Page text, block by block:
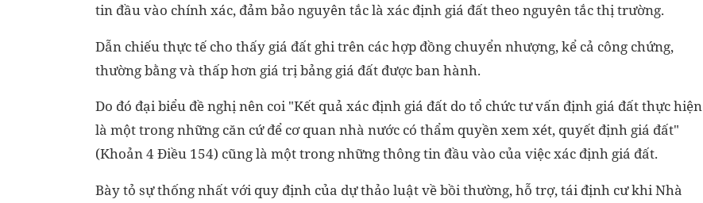
tin đầu vào chính xác, đảm bảo nguyên tắc là xác định giá đất theo nguyên tắc thị trường.
Dẫn chiếu thực tế cho thấy giá đất ghi trên các hợp đồng chuyển nhượng, kể cả công chứng,
thường bằng và thấp hơn giá trị bảng giá đất được ban hành.
Do đó đại biểu đề nghị nên coi "Kết quả xác định giá đất do tổ chức tư vấn định giá đất thực hiện
là một trong những căn cứ để cơ quan nhà nước có thẩm quyền xem xét, quyết định giá đất"
(Khoản 4 Điều 154) cũng là một trong những thông tin đầu vào của việc xác định giá đất.
Bày tỏ sự thống nhất với quy định của dự thảo luật về bồi thường, hỗ trợ, tái định cư khi Nhà